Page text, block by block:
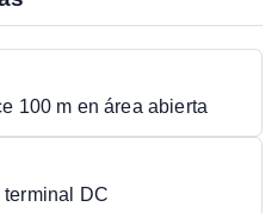
100 m en área abierta
DC